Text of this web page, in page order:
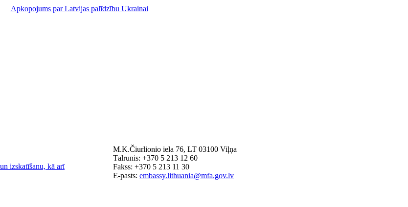
Apkopojums par Latvijas palīdzību Ukrainai
izskatīšanu, kā arī
M.K.Čiurlionio iela 76, LT 03100 Viļņa
Tālrunis: +370 5 213 12 60
Fakss: +370 5 213 11 30
E-pasts: embassy.lithuania@mfa.gov.lv